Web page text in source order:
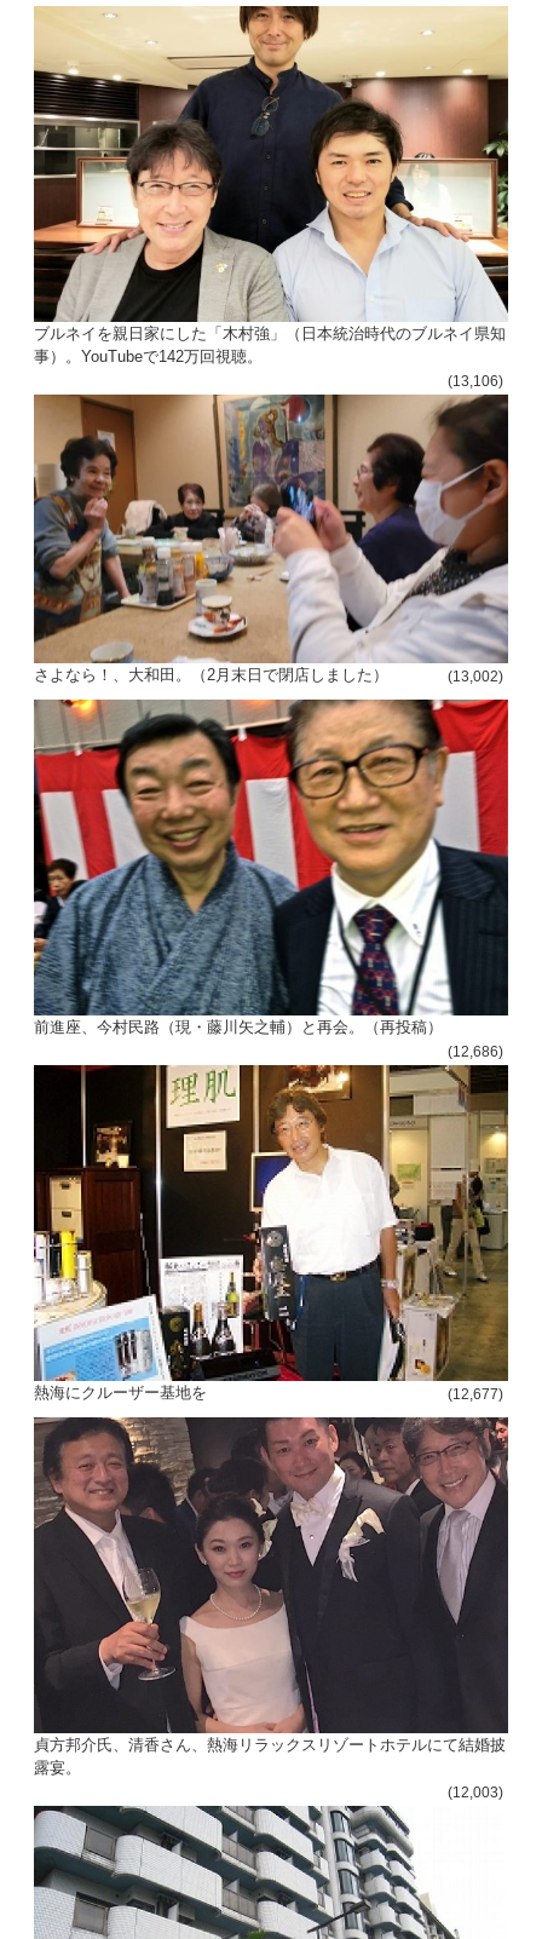
ブルネイを親日家にした「木村強」（日本統治時代のブルネイ県知
事）。YouTubeで142万回視聴。
(13,106)
さよなら！、大和田。（2月末日で閉店しました） (13,002)
前進座、今村民路（現・藤川矢之輔）と再会。（再投稿）
(12,686)
熱海にクルーザー基地を (12,677)
貞方邦介氏、清香さん、熱海リラックスリゾートホテルにて結婚披
露宴。
(12,003)